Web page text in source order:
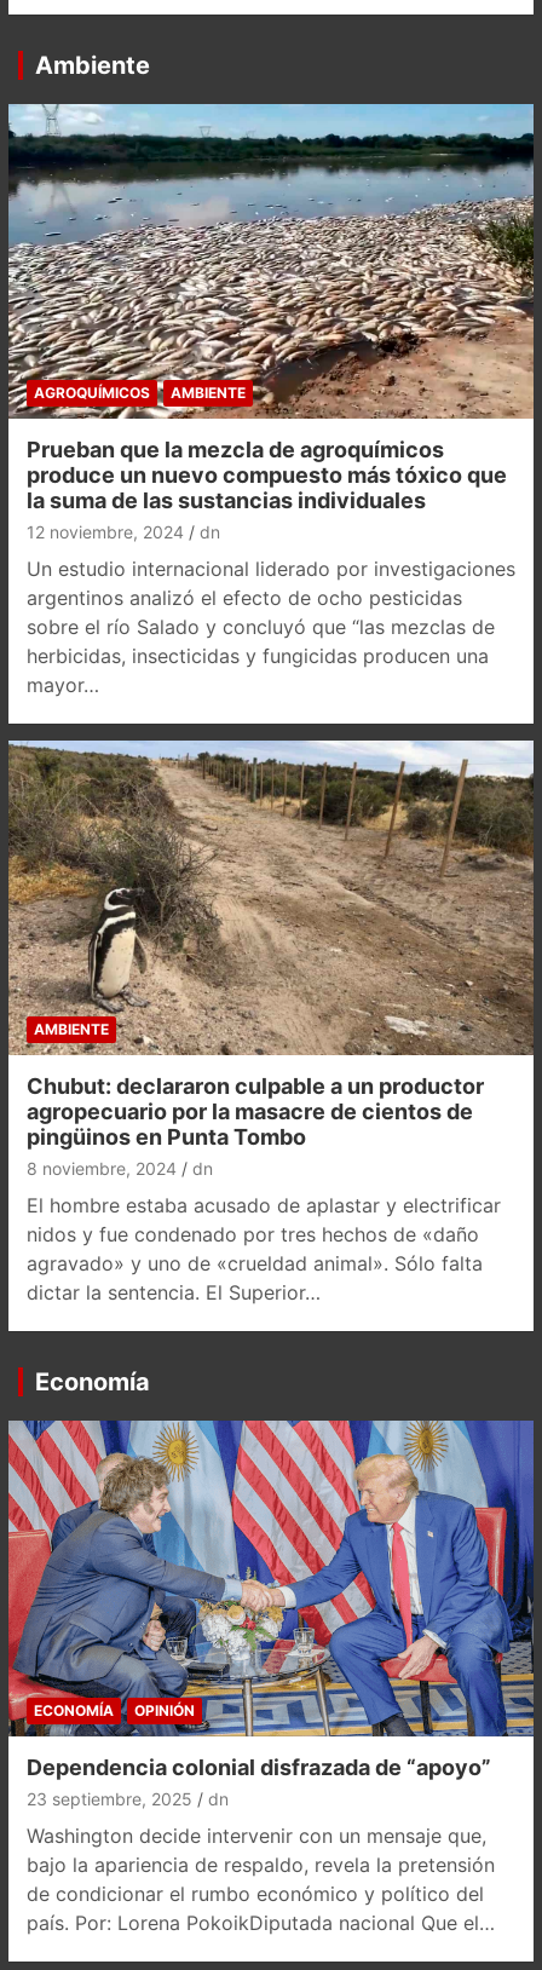
Ambiente
AGROQUÍMICOS AMBIENTE
Prueban que la mezcla de agroquímicos
produce un nuevo compuesto más tóxico que
la suma de las sustancias individuales
12 noviembre, 2024 dn
Un estudio internacional liderado por investigaciones
argentinos analizó el efecto de ocho pesticidas
sobre el río Salado y concluyó que “las mezclas de
herbicidas, insecticidas y fungicidas producen una
mayor…
AMBIENTE
Chubut: declararon culpable a un productor
agropecuario por la masacre de cientos de
pingüinos en Punta Tombo
8 noviembre, 2024 dn
El hombre estaba acusado de aplastar y electrificar
nidos y fue condenado por tres hechos de «daño
agravado» y uno de «crueldad animal». Sólo falta
dictar la sentencia. El Superior…
Economía
ECONOMÍA OPINIÓN
Dependencia colonial disfrazada de “apoyo”
23 septiembre, 2025 dn
Washington decide intervenir con un mensaje que,
bajo la apariencia de respaldo, revela la pretensión
de condicionar el rumbo económico y político del
país. Por: Lorena PokoikDiputada nacional Que el…